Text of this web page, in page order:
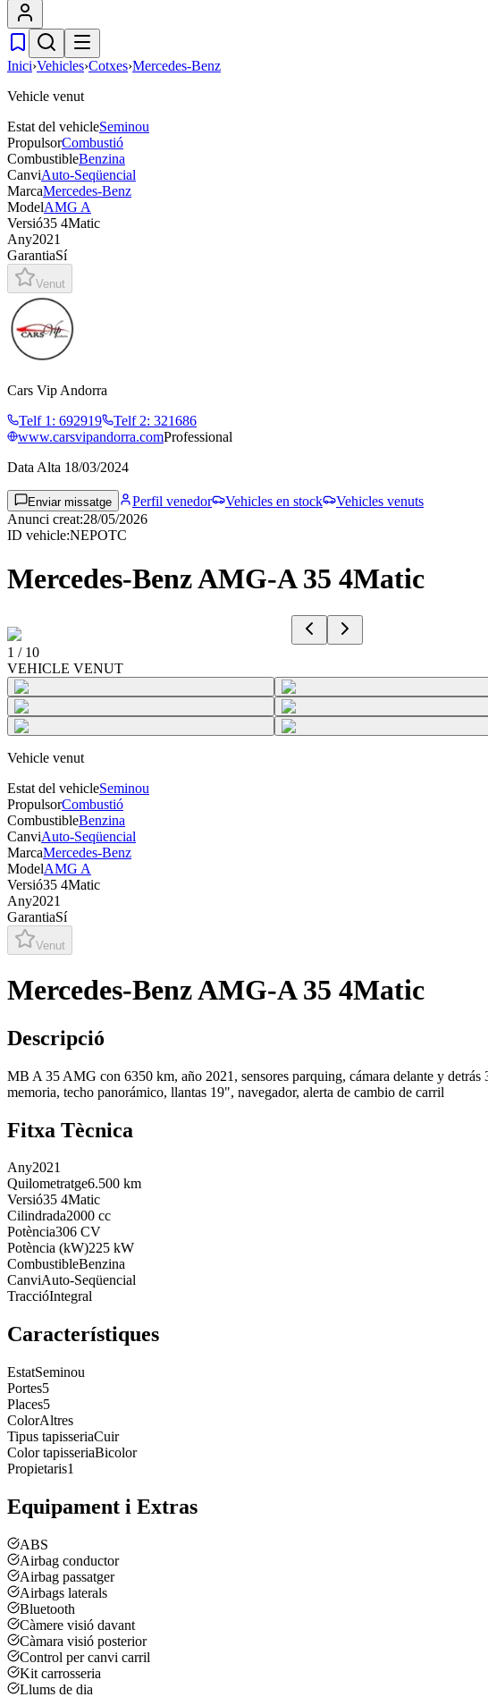
Inici›Vehicles›Cotxes›Mercedes-Benz
Vehicle venut
Estat del vehicleSeminou
PropulsorCombustió
CombustibleBenzina
CanviAuto-Seqüencial
MarcaMercedes-Benz
ModelAMG A
Versió35 4Matic
Any2021
GarantiaSí
Venut
Cars Vip Andorra
Telf 1 : 692919 Telf 2: 321686
www.carsvipandorra.comProfessional
Data Alta 18/03/2024
Enviar missatge Perfil venedor Vehicles en stock
Vehicles venuts
Anunci creat:28/05/2026
ID vehicle:NEPOTC
Mercedes-Benz AMG-A 35 4Matic
1 / 10
VEHICLE VENUT
Vehicle venut
Estat del vehicleSeminou
PropulsorCombustió
CombustibleBenzina
CanviAuto-Seqüencial
MarcaMercedes-Benz
ModelAMG A
Versió35 4Matic
Any2021
GarantiaSí
Venut
Mercedes-Benz AMG-A 35 4Matic
Descripció
MB A 35 AMG con 6350 km, año 2021, sensores parquing, cámara delante y detrás
memoria, techo panorámico, llantas 19", navegador, alerta de cambio de carril
Fitxa Tècnica
Any2021
Quilometratge6.500 km
Versió35 4Matic
Cilindrada2000 cc
Potència306 CV
Potència (kW)225 kW
CombustibleBenzina
CanviAuto-Seqüencial
TraccióIntegral
Característiques
EstatSeminou
Portes5
Places5
ColorAltres
Tipus tapisseriaCuir
Color tapisseriaBicolor
Propietaris1
Equipament i Extras
ABS
Airbag conductor
Airbag passatger
Airbags laterals
Bluetooth
Càmere visió davant
Càmara visió posterior
Control per canvi carril
Kit carrosseria
Llums de dia